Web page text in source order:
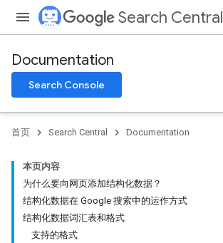
Search Central
Documentation
Search Console
首页 Search Central Documentation
本页内容
为什么要向网页添加结构化数据？
结构化数据在 Google 搜索中的运作方式
结构化数据词汇表和格式
支持的格式